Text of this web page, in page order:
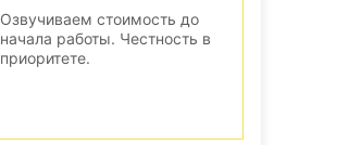
Озвучиваем стоимость до
начала работы. Честность в
приоритете.